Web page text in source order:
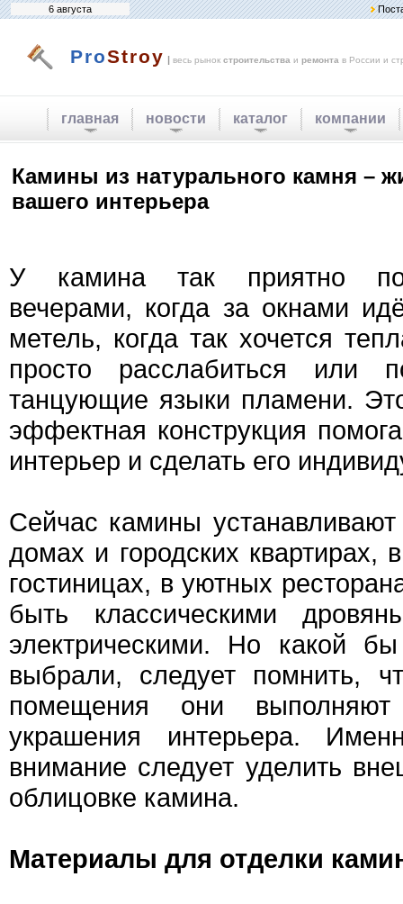
6 августа
ProStroy | весь рынок строительства и ремонта в России и
главная новости каталог компании
Камины из натурального камня –
вашего интерьера
У камина так приятно
вечерами, когда за окнами
метель, когда так хочется
просто расслабиться или
танцующие языки пламени.
эффектная конструкция
интерьер и сделать его
Сейчас камины
домах и городских квартирах,
гостиницах, в уютных
быть классическими
электрическими. Но какой
выбрали, следует помнить,
помещения они
украшения интерьера.
внимание следует уделить
облицовке камина.
Материалы для отделки